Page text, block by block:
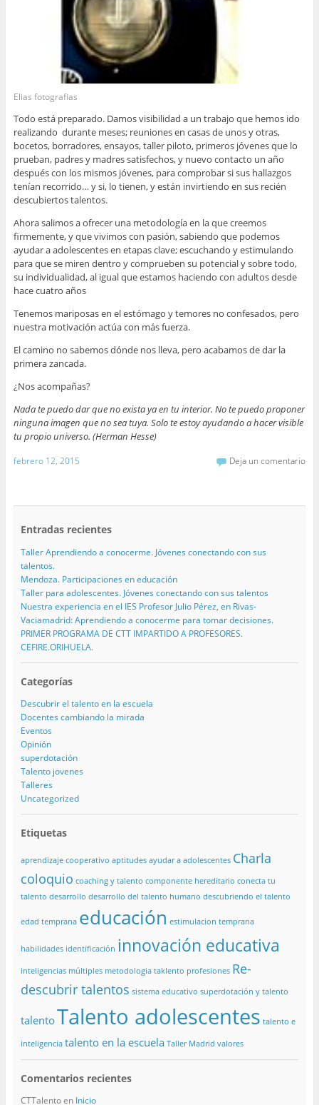
Elias fotografias
Todo está preparado. Damos visibilidad a un trabajo que hemos ido
realizando durante meses; reuniones en casas de unos y otras,
bocetos, borradores, ensayos, taller piloto, primeros jóvenes que lo
prueban, padres y madres satisfechos, y nuevo contacto un año
después con los mismos jóvenes, para comprobar si sus hallazgos
tenían recorrido… y si, lo tienen, y están invirtiendo en sus recién
descubiertos talentos.
Ahora salimos a ofrecer una metodología en la que creemos
firmemente, y que vivimos con pasión, sabiendo que podemos
ayudar a adolescentes en etapas clave; escuchando y estimulando
para que se miren dentro y comprueben su potencial y sobre todo,
su individualidad, al igual que estamos haciendo con adultos desde
hace cuatro años
Tenemos mariposas en el estómago y temores no confesados, pero
nuestra motivación actúa con más fuerza.
El camino no sabemos dónde nos lleva, pero acabamos de dar la
primera zancada.
¿Nos acompañas?
Nada te puedo dar que no exista ya en tu interior. No te puedo proponer
ninguna imagen que no sea tuya. Solo te estoy ayudando a hacer visible
tu propio universo. (Herman Hesse)
febrero 12, 2015 Deja un comentario
Entradas recientes
Taller Aprendiendo a conocerme. Jóvenes conectando con sus
talentos.
Mendoza. Participaciones en educación
Taller para adolescentes. Jóvenes conectando con sus talentos
Nuestra experiencia en el IES Profesor Julio Pérez, en Rivas-
Vaciamadrid: Aprendiendo a conocerme para tomar decisiones.
PRIMER PROGRAMA DE CTT IMPARTIDO A PROFESORES.
CEFIRE.ORIHUELA.
Categorías
Descubrir el talento en la escuela
Docentes cambiando la mirada
Eventos
Opinión
superdotación
Talento jovenes
Talleres
Uncategorized
Etiquetas
aprendizaje cooperativo aptitudes ayudar a adolescentes Charla
coloquio coaching y talento componente hereditario conecta tu
talento desarrollo desarrollo del talento humano descubriendo el talento
edad temprana educación estimulacion temprana
habilidades identificación innovación educativa
inteligencias múltiples metodologia taklento profesiones Re-
descubrir talentos sistema educativo superdotación y talento
talentoTalento adolescentes talento e
inteligencia talento en la escuela Taller Madrid valores
Comentarios recientes
CTTalentoen Inicio